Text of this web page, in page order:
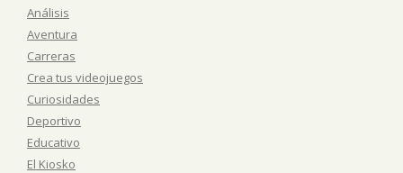
Análisis
Aventura
Carreras
Crea tus videojuegos
Curiosidades
Deportivo
Educativo
El Kiosko